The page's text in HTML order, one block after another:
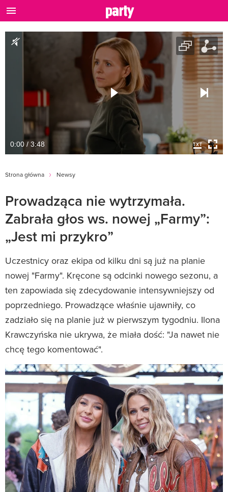
0:00 / 3:48
Strona główna Newsy
Prowadząca nie wytrzymała.
Zabrała głos ws. nowej „Farmy”:
„Jest mi przykro”
Uczestnicy oraz ekipa od kilku dni są już na planie
nowej "Farmy". Kręcone są odcinki nowego sezonu, a
ten zapowiada się zdecydowanie intensywniejszy od
poprzedniego. Prowadzące właśnie ujawniły, co
zadziało się na planie już w pierwszym tygodniu. Ilona
Krawczyńska nie ukrywa, że miała dość: "Ja nawet nie
chcę tego komentować".